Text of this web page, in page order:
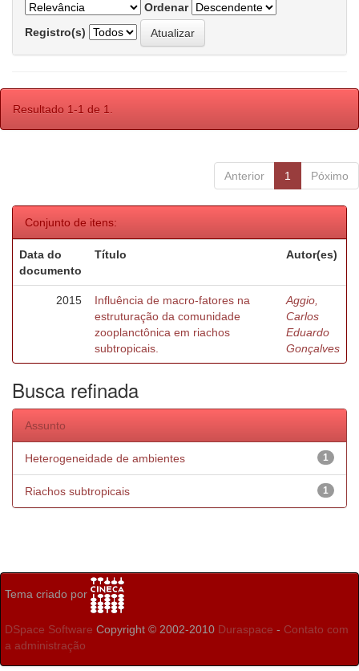
Ordenar
Registro(s)
Resultado 1-1 de 1.
Anterior 1 Póximo
Conjunto de itens:
Data do
documento
Título Autor(es)
2015
Influência de macro-fatores na
estruturação da comunidade
zooplanctônica em riachos
subtropicais.
Aggio,
Carlos
Eduardo
Gonçalves
Busca refinada
Assunto
1
Heterogeneidade de ambientes
1
Riachos subtropicais
Tema criado por
DSpace Software Copyright © 2002-2010 Duraspace - Contato com
a administração